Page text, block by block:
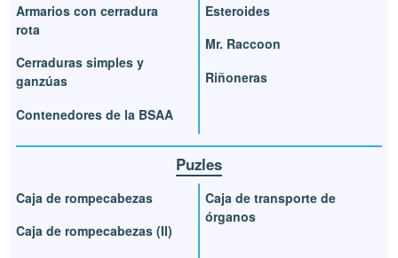
Armarios con cerradura
rota
Cerraduras simples y
ganzúas
Contenedores de la BSAA
Esteroides
Mr. Raccoon
Riñoneras
Puzles
Caja de rompecabezas
Caja de rompecabezas (II)
Caja de transporte de
órganos